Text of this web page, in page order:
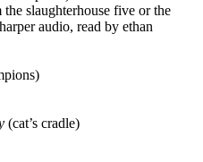
the slaughterhouse five or the
audio, read by ethan
(cat’s cradle)